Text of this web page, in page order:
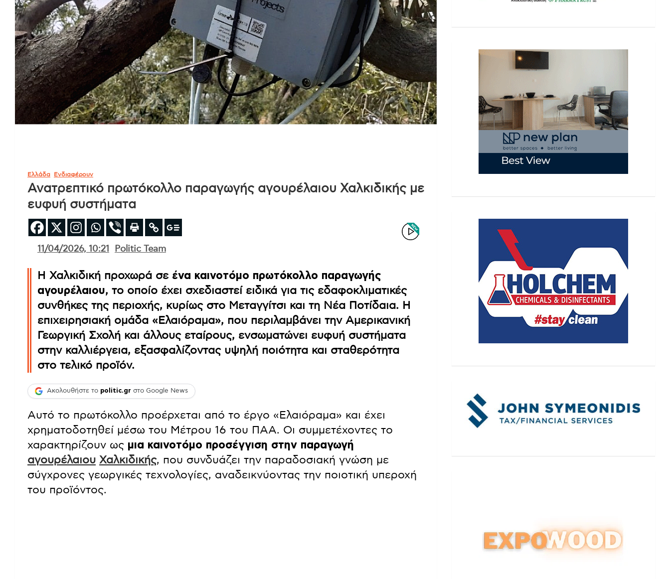
Ελλάδα Ενδιαφέρουν
Ανατρεπτικό πρωτόκολλο παραγωγής αγουρέλαιου Χαλκιδικής με
ευφυή συστήματα
11/04/2026, 10:21 Politic Team
Η Χαλκιδική προχωρά σε ένα καινοτόμο πρωτόκολλο παραγωγής
αγουρέλαιου, το οποίο έχει σχεδιαστεί ειδικά για τις εδαφοκλιματικές
συνθήκες της περιοχής, κυρίως στο Μεταγγίτσι και τη Νέα Ποτίδαια. Η
επιχειρησιακή ομάδα «Ελαιόραμα», που περιλαμβάνει την Αμερικανική
Γεωργική Σχολή και άλλους εταίρους, ενσωματώνει ευφυή συστήματα
στην καλλιέργεια, εξασφαλίζοντας υψηλή ποιότητα και σταθερότητα
στο τελικό προϊόν.
Ακολουθήστε το politic.gr στο Google News
Αυτό το πρωτόκολλο προέρχεται από το έργο «Ελαιόραμα» και έχει
χρηματοδοτηθεί μέσω του Μέτρου 16 του ΠΑΑ. Οι συμμετέχοντες το
χαρακτηρίζουν ως μια καινοτόμο προσέγγιση στην παραγωγή
αγουρέλαιου Χαλκιδικής, που συνδυάζει την παραδοσιακή γνώση με
σύγχρονες γεωργικές τεχνολογίες, αναδεικνύοντας την ποιοτική υπεροχή
του προϊόντος.